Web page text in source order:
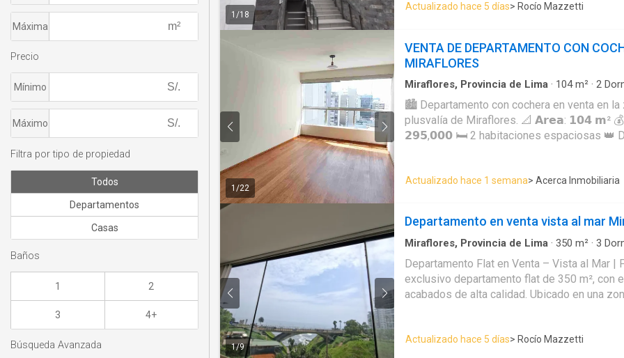
1 /18
la terraza con zona de parrilla. Cuarto, baño
zona de tendal 3 Estacionamientos (una de
estacionamientos) 1 depósito
24/7 Estacionamientos para visitas
Actualizado hace 5 días> Rocío Mazzetti
1 /22
VENTA DE DEPARTAMENTO CON
MIRAFLORES
Miraflores, Provincia de Lima · 104m² · 2
Apartamento
Armario empotrado·Ascensor·Barbacoa·
·Tanque de agua·Cocina equipada ·Cuarto de
natural·Gimnasio·Jacuzzi·Jardín·Patio·
🏙️ Departamento con cochera en venta en la
plusvalía de Miraflores. 📐 𝗔𝗿𝗲𝗮: 𝟭𝟬𝟰 𝗺² 💰 𝗣𝗿𝗲𝗰𝗶𝗼: 𝗨𝗦$
𝟮𝟵𝟱,𝟬𝟬𝟬 🛏️ 2 habitaciones espaciosas 👑
clóset empotrado 🚿 3 baños. Las duchas
comedor amplia e iluminada 🍽️ Cocina
m² (ubicado en semisótano) 📍 Dpto en Piso 12 💵
S/ 400 🎁 𝗜𝗻𝗰𝗹𝘂𝘆𝗲: ♨️ Terma eléctrica 🌬️
Rollers en todas las ventanas ☎️ 2
𝗰𝗼𝗺𝘂𝗻𝗲𝘀: 🛗 Edificio 3 ascensores 👨‍💼
Elegante lobby 🍖 Zona de parrillas 🎉 Sala
Múltiples) 💪 Gimnasio 🐶 Pet Friendly 📹
media cuadra de de la Av. Pardo, cerca al
Malecón de Miraflores, Bajada Balta,
Actualizado hace 1 semana> Acerca Inmobiliaria
1/9
Departamento en venta vista al mar
Miraflores, Provincia de Lima · 350 m² · 3
Seguridad·Vista panorámica
Departamento Flat en Venta – Vista al Mar | Puente Mellizo Amplio y
exclusivo departamento flat de 350 m², con
acabados de alta calidad. Ubicado en una
ascensores directos: principal y de servicio
con pisos de porcelanato Amplia sala y
Actualizado hace 5 días> Rocío Mazzetti
Máxima
Precio
Mínimo
Máximo
Filtra por tipo de propiedad
Todos
Departamentos
Casas
Baños
1 2
3 4+
Búsqueda Avanzada